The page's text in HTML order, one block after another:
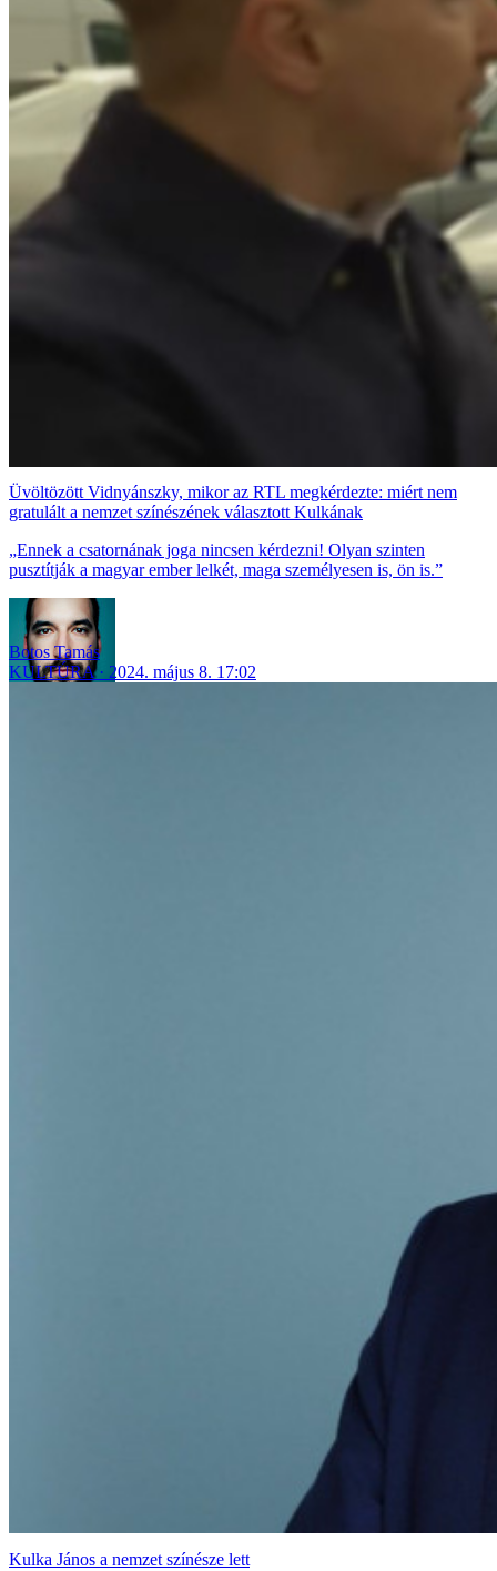
Üvöltözött Vidnyánszky, mikor az RTL megkérdezte: miért nem
gratulált a nemzet színészének választott Kulkának
„Ennek a csatornának joga nincsen kérdezni! Olyan szinten
pusztítják a magyar ember lelkét, maga személyesen is, ön is.”
Botos Tamás
KULTÚRA
2024. május 8. 17:02
Kulka János a nemzet színésze lett